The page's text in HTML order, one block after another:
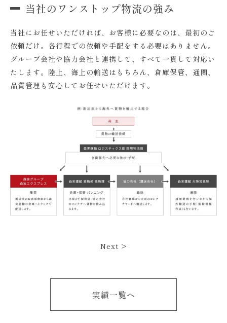
当社のワンストップ物流の強み
当社にお任せいただければ、お客様に必要なのは、最初のご
依頼だけ。各行程での依頼や手配をする必要はありません。
グループ会社や協力会社と連携して、すべて一貫して対応い
たします。陸上、海上の輸送はもちろん、倉庫保管、通関、
品質管理も安心してお任せいただけます。
Next >
実績一覧へ